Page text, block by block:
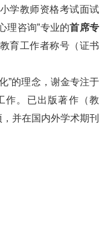
学教师资格考试面试
理咨询”专业的首席专
育工作者称号（证书
”的理念，谢金专注于
作。已出版著作（教
并在国内外学术期刊